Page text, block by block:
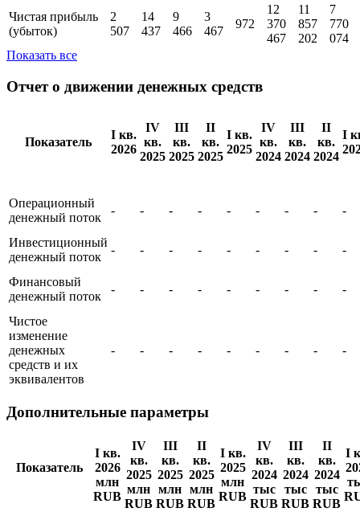
Чистая прибыль
(убыток)
2
507
14
437
9
466
3
467
972
12
370
467
11
857
202
7
770
074
Показать все
Отчет о движении денежных средств
Показатель
I кв.
2026
IV
кв.
2025
III
кв.
2025
II
кв.
2025
I кв.
2025
IV
кв.
2024
III
кв.
2024
II
кв.
2024
I
Операционный
денежный поток
- - - - - - - - -
Инвестиционный
денежный поток
- - - - - - - - -
Финансовый
денежный поток
- - - - - - - - -
Чистое
изменение
денежных
средств и их
эквивалентов
- - - - - - - - -
Дополнительные параметры
Показатель
I кв.
2026
млн
RUB
IV
кв.
2025
млн
RUB
III
кв.
2025
млн
RUB
II
кв.
2025
млн
RUB
I кв.
2025
млн
RUB
IV
кв.
2024
тыс
RUB
III
кв.
2024
тыс
RUB
II
кв.
2024
тыс
RUB
I